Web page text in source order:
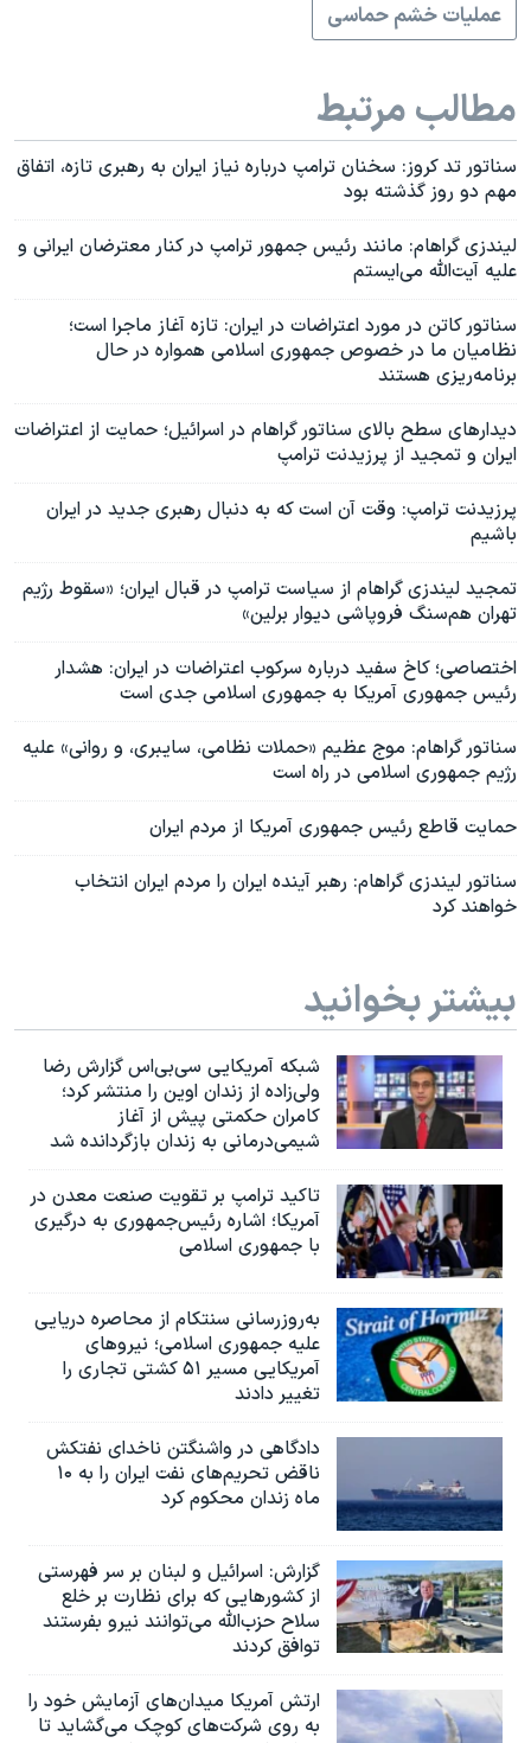
عملیات خشم حماسی
مطالب مرتبط
سناتور تد کروز: سخنان ترامپ درباره نیاز ایران به رهبری تازه، اتفاق
مهم دو روز گذشته بود
لیندزی گراهام: مانند رئیس جمهور ترامپ در کنار معترضان ایرانی و
علیه آیت‌الله می‌ایستم
سناتور کاتن در مورد اعتراضات در ایران: تازه آغاز ماجرا است؛
نظامیان ما در خصوص جمهوری اسلامی‌ همواره در حال
برنامه‌ریزی هستند
دیدارهای سطح بالای سناتور گراهام در اسرائیل؛ حمایت از اعتراضات
ایران و تمجید از پرزیدنت ترامپ
پرزیدنت ترامپ: وقت آن است که به دنبال رهبری جدید در ایران
باشیم
تمجید لیندزی گراهام از سیاست ترامپ در قبال ایران؛ «سقوط رژیم
تهران هم‌سنگ فروپاشی دیوار برلین»
اختصاصی؛ کاخ سفید درباره سرکوب اعتراضات در ایران:‌ هشدار
رئیس جمهوری آمریکا به جمهوری اسلامی جدی است
سناتور گراهام:‌ موج عظیم «حملات نظامی، سایبری، و روانی» علیه
رژیم جمهوری اسلامی در راه است
حمایت قاطع رئیس جمهوری آمریکا از مردم ایران
سناتور لیندزی گراهام: رهبر آینده ایران را مردم ایران انتخاب
خواهند کرد
بیشتر بخوانید
شبکه آمریکایی سی‌بی‌‌اس گزارش رضا
ولی‌زاده از زندان اوین را منتشر کرد؛
کامران حکمتی پیش از آغاز
شیمی‌درمانی به زندان بازگردانده شد
تاکید ترامپ بر تقویت صنعت معدن در
آمریکا؛ اشاره رئیس‌جمهوری به درگیری
با جمهوری اسلامی
به‌روزرسانی سنتکام از محاصره دریایی
علیه جمهوری اسلامی؛ نیروهای
آمریکایی مسیر ۵۱ کشتی تجاری را
تغییر دادند
دادگاهی در واشنگتن ناخدای نفتکش
ناقض تحریم‌های نفت ایران را به ۱۰
ماه زندان محکوم کرد
گزارش‌: اسرائيل و لبنان بر سر فهرستی
از کشورهایی که برای نظارت بر خلع
سلاح حزب‌الله می‌توانند نیرو بفرستند
توافق کردند
ارتش آمریکا میدان‌های آزمایش خود را
به روی شرکت‌های کوچک می‌گشاید تا